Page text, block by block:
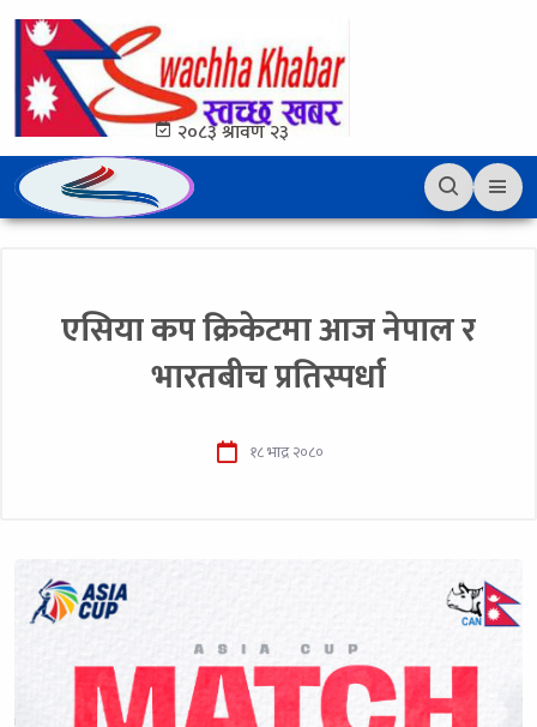
२०८३ श्रावण २३
एसिया कप क्रिकेटमा आज नेपाल र
भारतबीच प्रतिस्पर्धा
१८ भाद्र २०८०